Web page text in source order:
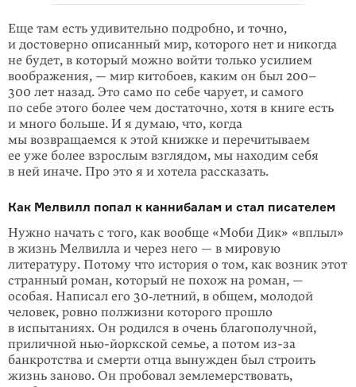
Еще там есть удивительно подробно, и точно,
и достоверно описанный мир, которого нет и никогда
не будет, в который можно войти только усилием
воображения, — мир китобоев, каким он был 200–
300 лет назад. Это само по себе чарует, и самого
по себе этого более чем достаточно, хотя в книге есть
и много больше. И я думаю, что, когда
мы возвращаемся к этой книжке и перечитываем
ее уже более взрослым взглядом, мы находим себя
в ней иначе. Про это я и хотела рассказать.
Как Мелвилл попал к каннибалам и стал писателем
Нужно начать с того, как вообще «Моби Дик» «вплыл»
в жизнь Мелвилла и через него — в мировую
литературу. Потому что история о том, как возник этот
странный роман, который не похож на роман, —
особая. Написал его 30‑летний, в общем, молодой
человек, ровно полжизни которого прошло
в испытаниях. Он родился в очень благополучной,
приличной нью-йоркской семье, а потом из-за
банкротства и смерти отца вынужден был строить
жизнь заново. Он пробовал землемерствовать,